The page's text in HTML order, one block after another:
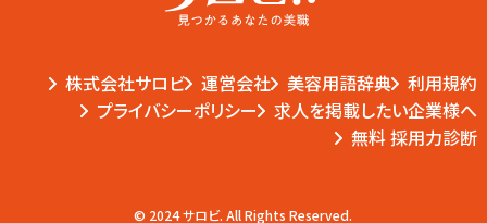
株式会社サロビ 運営会社 美容用語辞典
利用規約
プライバシーポリシー
求人を掲載したい企業様へ
無料 採用力診断
© 2024 サロビ. All Rights Reserved.